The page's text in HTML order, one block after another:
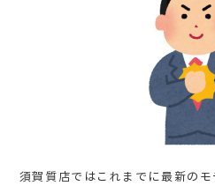
須賀質店ではこれまでに最新の